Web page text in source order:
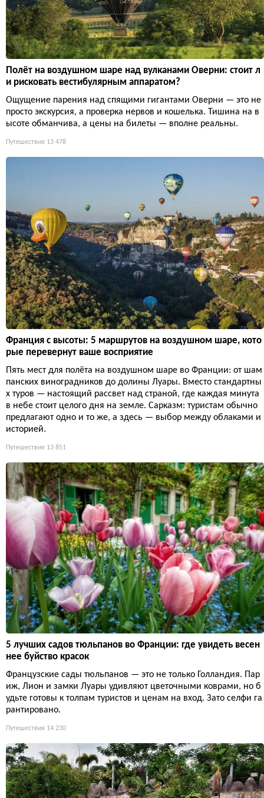
Полёт на воздушном шаре над вулканами Оверни: стоит л
и рисковать вестибулярным аппаратом?
Ощущение парения над спящими гигантами Оверни — это не
просто экскурсия, а проверка нервов и кошелька. Тишина на в
ысоте обманчива, а цены на билеты — вполне реальны.
Путешествия 13 478
Франция с высоты: 5 маршрутов на воздушном шаре, кото
рые перевернут ваше восприятие
Пять мест для полёта на воздушном шаре во Франции: от шам
панских виноградников до долины Луары. Вместо стандартны
х туров — настоящий рассвет над страной, где каждая минута
в небе стоит целого дня на земле. Сарказм: туристам обычно
предлагают одно и то же, а здесь — выбор между облаками и
историей.
Путешествия 13 851
5 лучших садов тюльпанов во Франции: где увидеть весен
нее буйство красок
Французские сады тюльпанов — это не только Голландия. Пар
иж, Лион и замки Луары удивляют цветочными коврами, но б
удьте готовы к толпам туристов и ценам на вход. Зато селфи га
рантировано.
Путешествия 14 230